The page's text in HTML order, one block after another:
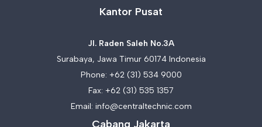
Kantor Pusat
Jl. Raden Saleh No.3A
Surabaya, Jawa Timur 60174 Indonesia
Phone: +62 (31) 534 9000
Fax: +62 (31) 535 1357
Email: info@centraltechnic.com
Cabang Jakarta